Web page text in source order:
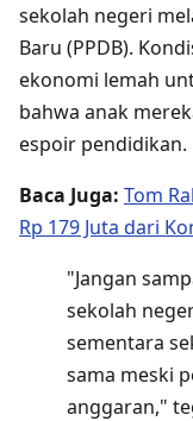
sekolah negeri
Baru (PPDB).
ekonomi lemah
bahwa anak
espoir pendidikan.
Baca Juga: Tom
Rp 179 Juta dari
"Jangan
sekolah
sementara
sama meski
anggaran,"